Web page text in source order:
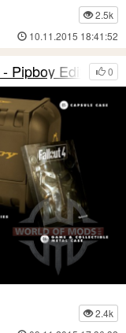
2.5k
10.11.2015 18:41:52
0
Pipboy Edition
2.4k